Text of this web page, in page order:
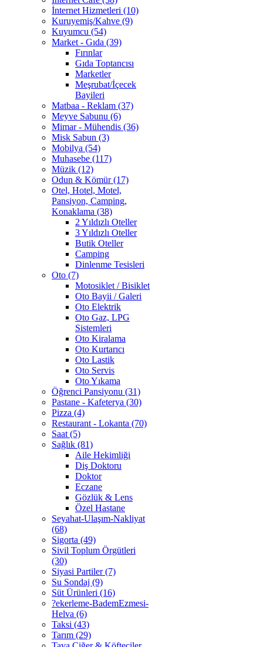
İnternet Hizmetleri (10)
Kuruyemiş/Kahve (9)
Kuyumcu (54)
Market - Gıda (39)
Fırınlar
Gıda Toptancısı
Marketler
Meşrubat/İçecek
Bayileri
Matbaa - Reklam (37)
Meyve Sabunu (6)
Mimar - Mühendis (36)
Misk Sabun (3)
Mobilya (54)
Muhasebe (117)
Müzik (12)
Odun & Kömür (17)
Otel, Hotel, Motel,
Pansiyon, Camping,
Konaklama (38)
2 Yıldızlı Oteller
3 Yıldızlı Oteller
Butik Oteller
Camping
Dinlenme Tesisleri
Oto (7)
Motosiklet / Bisiklet
Oto Bayii / Galeri
Oto Elektrik
Oto Gaz, LPG
Sistemleri
Oto Kiralama
Oto Kurtarıcı
Oto Lastik
Oto Servis
Oto Yıkama
Öğrenci Pansiyonu (31)
Pastane - Kafeterya (30)
Pizza (4)
Restaurant - Lokanta (70)
Saat (5)
Sağlık (81)
Aile Hekimliği
Diş Doktoru
Doktor
Eczane
Gözlük & Lens
Özel Hastane
Seyahat-Ulaşım-Nakliyat
(68)
Sigorta (49)
Sivil Toplum Örgütleri
(30)
Siyasi Partiler (7)
Su Sondaj (9)
Süt Ürünleri (16)
?ekerleme-BademEzmesi-
Helva (6)
Taksi (43)
Tarım (29)